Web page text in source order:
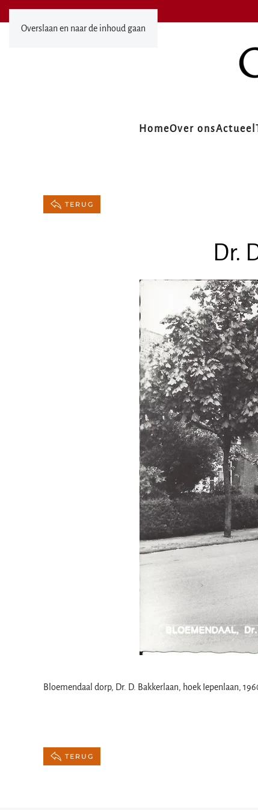
Overslaan en naar de inhoud gaan
HomeOver onsActueel
TERUG
Dr.
Bloemendaal dorp, Dr. D. Bakkerlaan, hoek Iepenlaan,
TERUG